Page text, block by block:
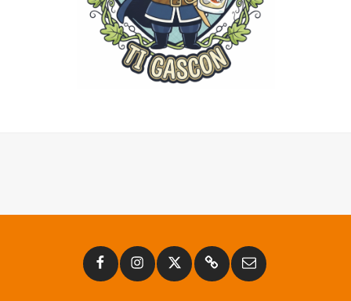
FacebookInstagramTwitterSubstack
Email